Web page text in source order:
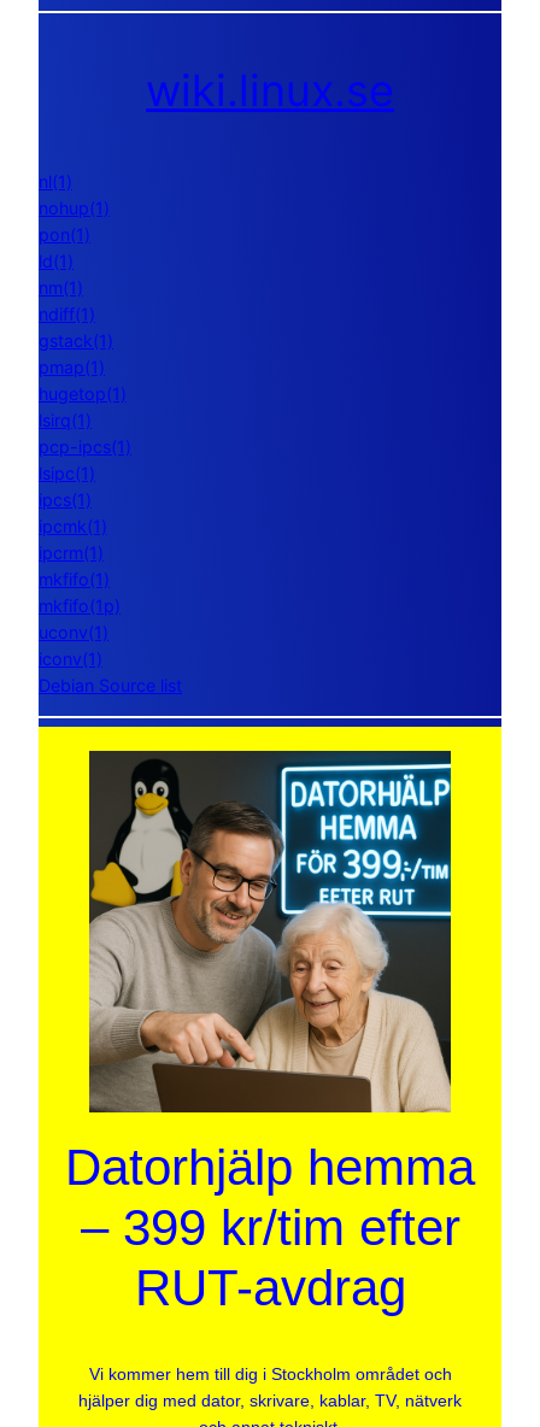
wiki.linux.se
nl(1)
nohup(1)
pon(1)
ld(1)
nm(1)
ndiff(1)
gstack(1)
pmap(1)
hugetop(1)
lsirq(1)
pcp-ipcs(1)
lsipc(1)
ipcs(1)
ipcmk(1)
ipcrm(1)
mkfifo(1)
mkfifo(1p)
uconv(1)
iconv(1)
Debian Source list
Datorhjälp hemma
– 399 kr/tim efter
RUT-avdrag
Vi kommer hem till dig i Stockholm området och
hjälper dig med dator, skrivare, kablar, TV, nätverk